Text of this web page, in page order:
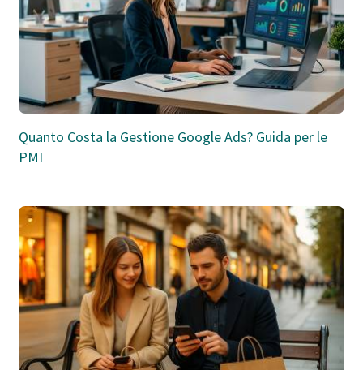
Quanto Costa la Gestione Google Ads? Guida per le
PMI